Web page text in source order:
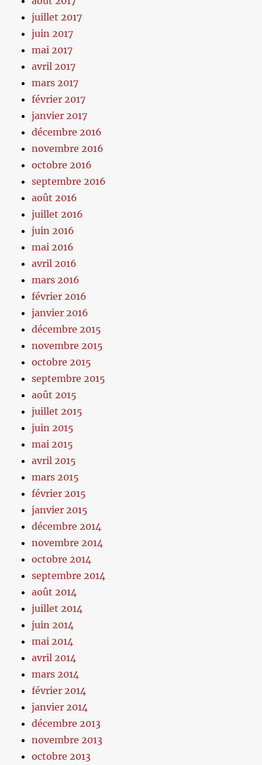
juillet 2017
juin 2017
mai 2017
avril 2017
mars 2017
février 2017
janvier 2017
décembre 2016
novembre 2016
octobre 2016
septembre 2016
août 2016
juillet 2016
juin 2016
mai 2016
avril 2016
mars 2016
février 2016
janvier 2016
décembre 2015
novembre 2015
octobre 2015
septembre 2015
août 2015
juillet 2015
juin 2015
mai 2015
avril 2015
mars 2015
février 2015
janvier 2015
décembre 2014
novembre 2014
octobre 2014
septembre 2014
août 2014
juillet 2014
juin 2014
mai 2014
avril 2014
mars 2014
février 2014
janvier 2014
décembre 2013
novembre 2013
octobre 2013